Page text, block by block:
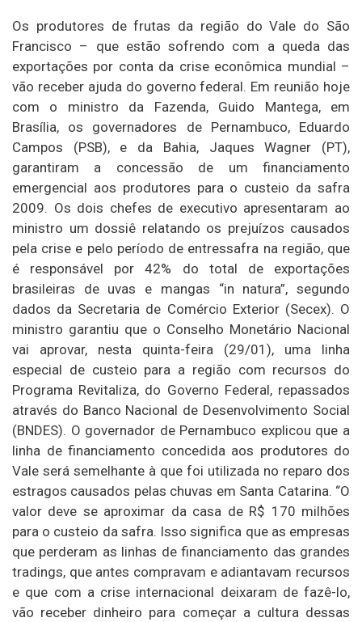
Os produtores de frutas da região do Vale do São
Francisco – que estão sofrendo com a queda das
exportações por conta da crise econômica mundial –
vão receber ajuda do governo federal. Em reunião hoje
com o ministro da Fazenda, Guido Mantega, em
Brasília, os governadores de Pernambuco, Eduardo
Campos (PSB), e da Bahia, Jaques Wagner (PT),
garantiram a concessão de um financiamento
emergencial aos produtores para o custeio da safra
2009. Os dois chefes de executivo apresentaram ao
ministro um dossiê relatando os prejuízos causados
pela crise e pelo período de entressafra na região, que
é responsável por 42% do total de exportações
brasileiras de uvas e mangas “in natura”, segundo
dados da Secretaria de Comércio Exterior (Secex). O
ministro garantiu que o Conselho Monetário Nacional
vai aprovar, nesta quinta-feira (29/01), uma linha
especial de custeio para a região com recursos do
Programa Revitaliza, do Governo Federal, repassados
através do Banco Nacional de Desenvolvimento Social
(BNDES). O governador de Pernambuco explicou que a
linha de financiamento concedida aos produtores do
Vale será semelhante à que foi utilizada no reparo dos
estragos causados pelas chuvas em Santa Catarina. “O
valor deve se aproximar da casa de R$ 170 milhões
para o custeio da safra. Isso significa que as empresas
que perderam as linhas de financiamento das grandes
tradings, que antes compravam e adiantavam recursos
e que com a crise internacional deixaram de fazê-lo,
vão receber dinheiro para começar a cultura dessas